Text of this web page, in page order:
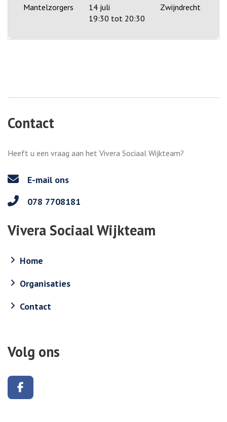
Mantelzorgers
14 juli
19:30 tot 20:30
Zwijndrecht
Contact
Heeft u een vraag aan het Vivera Sociaal Wijkteam?
E-mail ons
078 7708181
Vivera Sociaal Wijkteam
Home
Organisaties
Contact
Volg ons